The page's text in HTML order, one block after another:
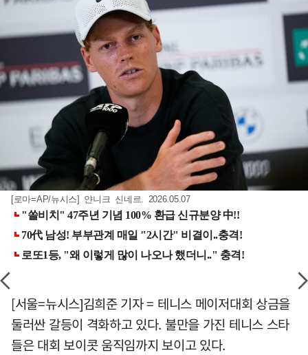
[로마=AP/뉴시스] 얀니크 신네르. 2026.05.07
[서울=뉴시스]김희준 기자 = 테니스 메이저대회 상금을
둘러싼 갈등이 격화하고 있다. 불만을 가진 테니스 스타
들은 대회 보이콧 움직임까지 보이고 있다.